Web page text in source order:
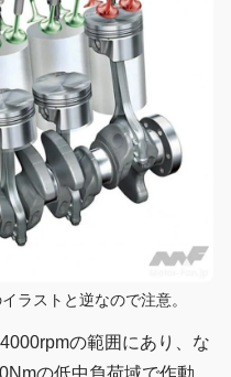
ラストと逆なので注意。
の範囲にあり、な